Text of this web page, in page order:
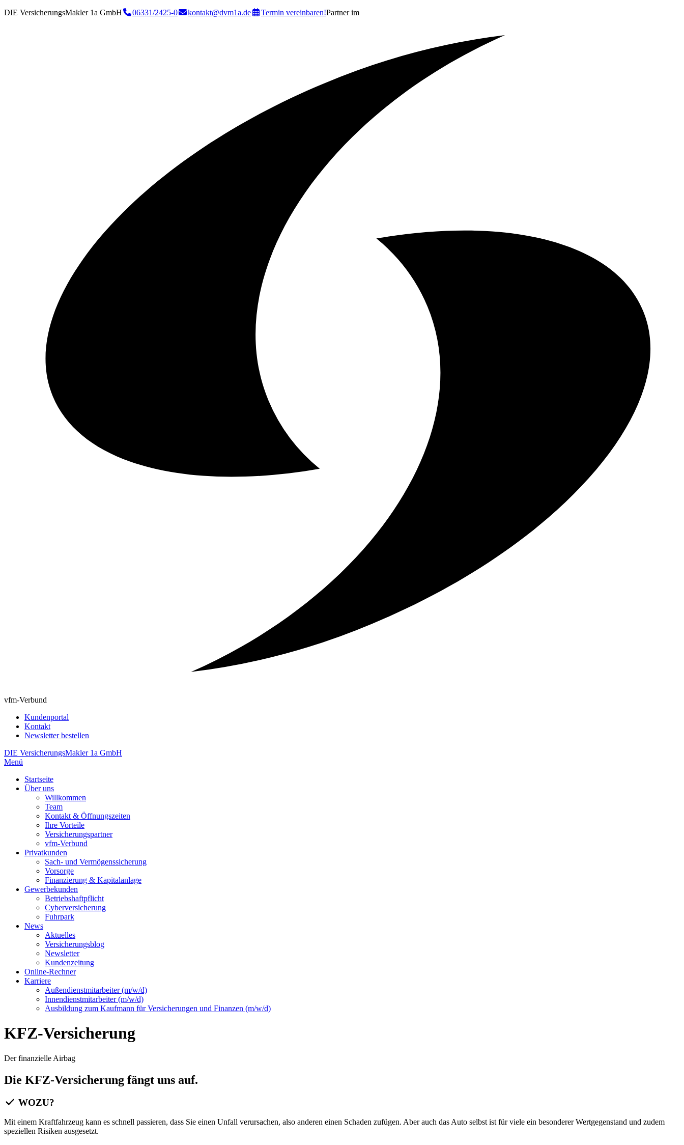
DIE VersicherungsMakler 1a GmbH 06331/2425-0 kontakt@dvm1a.de Termin vereinbaren!Partner im
vfm-Verbund
Kundenportal
Kontakt
Newsletter bestellen
DIE VersicherungsMakler 1a GmbH
Menü
Startseite
Über uns
Willkommen
Team
Kontakt & Öffnungszeiten
Ihre Vorteile
Versicherungspartner
vfm-Verbund
Privatkunden
Sach- und Vermögenssicherung
Vorsorge
Finanzierung & Kapitalanlage
Gewerbekunden
Betriebshaftpflicht
Cyberversicherung
Fuhrpark
News
Aktuelles
Versicherungsblog
Newsletter
Kundenzeitung
Online-Rechner
Karriere
Außendienstmitarbeiter (m/w/d)
Innendienstmitarbeiter (m/w/d)
Ausbildung zum Kaufmann für Versicherungen und Finanzen (m/w/d)
KFZ-Versicherung
Der finanzielle Airbag
Die KFZ-Versicherung fängt uns auf.
WOZU?
Mit einem Kraftfahrzeug kann es schnell passieren, dass Sie einen Unfall verursachen, also anderen einen Schaden zufügen. Aber auch das Auto selbst ist für viele ein besonderer Wertgegenstand und zudem
speziellen Risiken ausgesetzt.